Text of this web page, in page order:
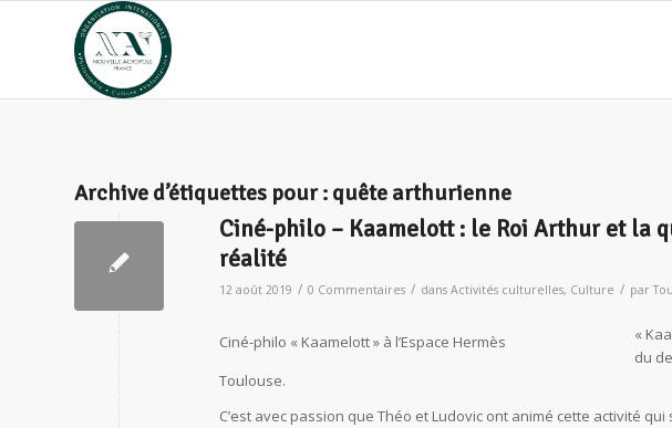
Archive d’étiquettes pour : quête arthurienne
Ciné-philo – Kaamelott : le Roi Arthur et la
réalité
12 août 2019 / 0 Commentaires / dans Activités culturelles, Culture / par
Ciné-philo « Kaamelott » à l’Espace Hermès
«
du
Toulouse.
C’est avec passion que Théo et Ludovic ont animé cette activité